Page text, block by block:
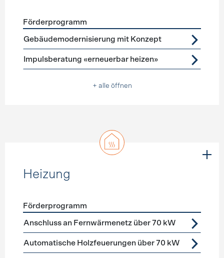
Förderprogramme Beratung
Förderprogramm
Gebäudemodernisierung mit Konzept
Impulsberatung «erneuerbar heizen»
+ alle öffnen
Heizung
Förderprogramme Heizung
Förderprogramm
Anschluss an Fernwärmenetz über 70 kW
Automatische Holzfeuerungen über 70 kW